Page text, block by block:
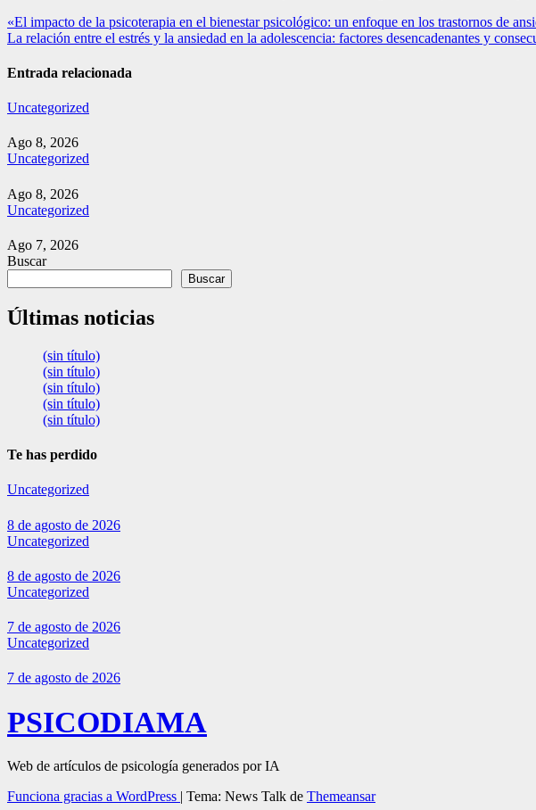
Navegación
de
entradas
«El impacto de la psicoterapia en el bienestar psicológico: un enfoque en los trastornos de
La relación entre el estrés y la ansiedad en la adolescencia: factores desencadenantes y
Entrada relacionada
Uncategorized
Ago 8, 2026
Uncategorized
Ago 8, 2026
Uncategorized
Ago 7, 2026
Buscar
Buscar
Últimas noticias
(sin título)
(sin título)
(sin título)
(sin título)
(sin título)
Te has perdido
Uncategorized
8 de agosto de 2026
Uncategorized
8 de agosto de 2026
Uncategorized
7 de agosto de 2026
Uncategorized
7 de agosto de 2026
PSICODIAMA
Web de artículos de psicología generados por IA
Funciona gracias a WordPress | Tema: News Talk de Themeansar